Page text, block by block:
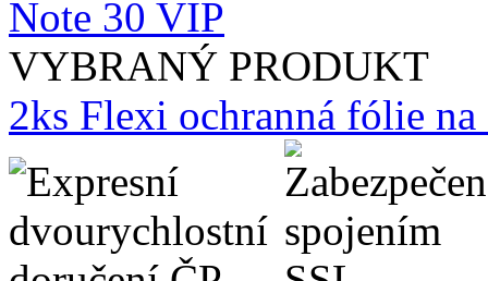
Note 30 VIP
VYBRANÝ PRODUKT
2ks Flexi ochranná fólie